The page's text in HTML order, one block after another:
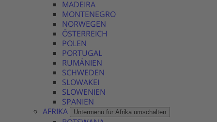
MADEIRA
MONTENEGRO
NORWEGEN
ÖSTERREICH
POLEN
PORTUGAL
RUMÄNIEN
SCHWEDEN
SLOWAKEI
SLOWENIEN
SPANIEN
AFRIKA
Untermenü für Afrika umschalten